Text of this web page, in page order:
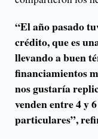
“El año pasado
crédito, que es
llevando a buen
financiamientos
nos gustaría
venden entre 4 y
particulares”,